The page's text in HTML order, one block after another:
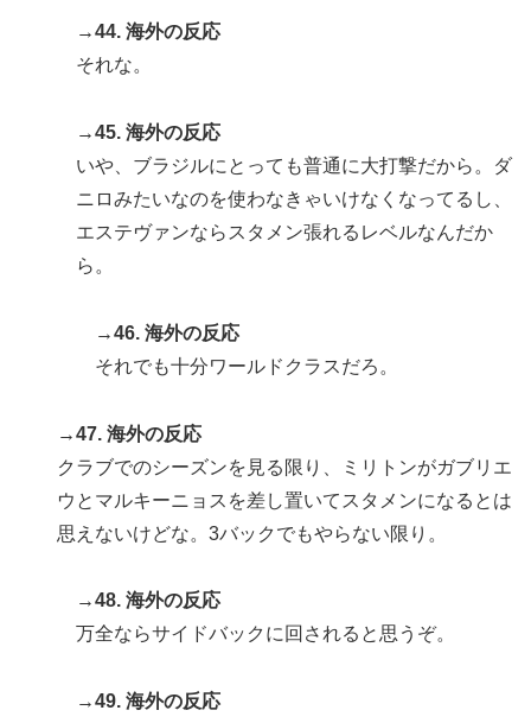
→44. 海外の反応
それな。
→45. 海外の反応
いや、ブラジルにとっても普通に大打撃だから。ダ
ニロみたいなのを使わなきゃいけなくなってるし、
エステヴァンならスタメン張れるレベルなんだか
ら。
→46. 海外の反応
それでも十分ワールドクラスだろ。
→47. 海外の反応
クラブでのシーズンを見る限り、ミリトンがガブリエ
ウとマルキーニョスを差し置いてスタメンになるとは
思えないけどな。3バックでもやらない限り。
→48. 海外の反応
万全ならサイドバックに回されると思うぞ。
→49. 海外の反応